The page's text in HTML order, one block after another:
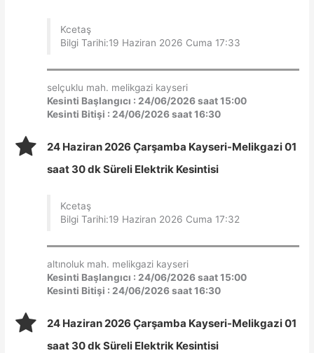
Kcetaş
Bilgi Tarihi:19 Haziran 2026 Cuma 17:33
selçuklu mah. melikgazi kayseri
Kesinti Başlangıcı : 24/06/2026 saat 15:00
Kesinti Bitişi : 24/06/2026 saat 16:30
24 Haziran 2026 Çarşamba Kayseri-Melikgazi 01
saat 30 dk Süreli Elektrik Kesintisi
Kcetaş
Bilgi Tarihi:19 Haziran 2026 Cuma 17:32
altınoluk mah. melikgazi kayseri
Kesinti Başlangıcı : 24/06/2026 saat 15:00
Kesinti Bitişi : 24/06/2026 saat 16:30
24 Haziran 2026 Çarşamba Kayseri-Melikgazi 01
saat 30 dk Süreli Elektrik Kesintisi